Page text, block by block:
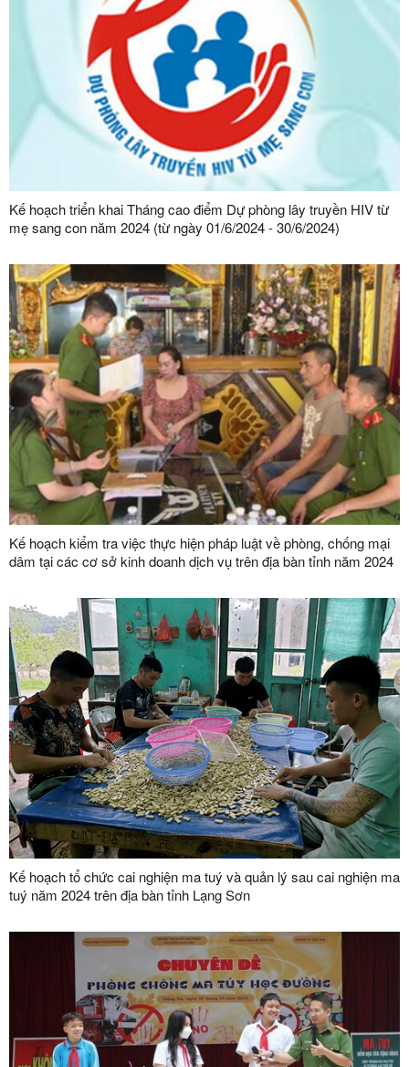
Kế hoạch triển khai Tháng cao điểm Dự phòng lây truyền HIV từ
mẹ sang con năm 2024 (từ ngày 01/6/2024 - 30/6/2024)
Kế hoạch kiểm tra việc thực hiện pháp luật về phòng, chống mại
dâm tại các cơ sở kinh doanh dịch vụ trên địa bàn tỉnh năm 2024
Kế hoạch tổ chức cai nghiện ma tuý và quản lý sau cai nghiện ma
tuý năm 2024 trên địa bàn tỉnh Lạng Sơn